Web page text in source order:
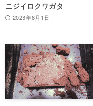
ニジイロクワガタ
2026年8月1日